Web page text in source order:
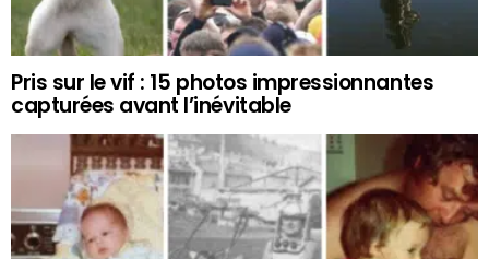
Pris sur le vif : 15 photos impressionnantes
capturées avant l’inévitable